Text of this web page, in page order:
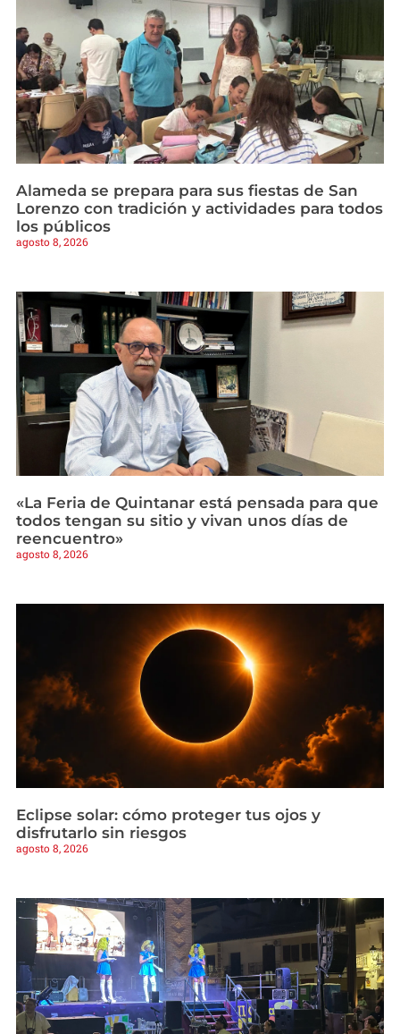
Alameda se prepara para sus fiestas de San
Lorenzo con tradición y actividades para todos
los públicos
agosto 8, 2026
«La Feria de Quintanar está pensada para que
todos tengan su sitio y vivan unos días de
reencuentro»
agosto 8, 2026
Eclipse solar: cómo proteger tus ojos y
disfrutarlo sin riesgos
agosto 8, 2026